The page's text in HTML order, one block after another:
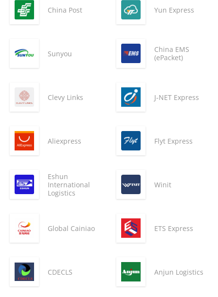
China Post Yun Express
Sunyou
China EMS
(ePacket)
Clevy Links J-NET Express
Aliexpress Flyt Express
Eshun
International
Logistics
Winit
Global Cainiao ETS Express
CDECLS Anjun Logistics